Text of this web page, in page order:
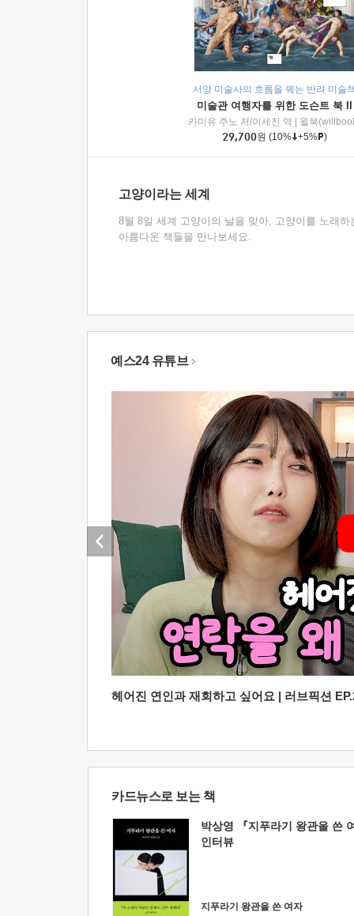
서양 미술사의 흐름을 꿰는 반려 미술
미술관 여행자를 위한 도슨트 북 II
카미유 주노 저/이세진 역
윌북
29,700원 (10% +5% )
고양이라는 세계
8월 8일 세계 고양이의 날을 맞아, 고양이를 노래하
아름다운 책들을 만나보세요.
예스24 유튜브
헤어진 연인과 재회하고 싶어요 | 러브픽션
카드뉴스로 보는 책
박상영 『지푸라기 왕관을 쓴
인터뷰
지푸라기 왕관을 쓴 여자